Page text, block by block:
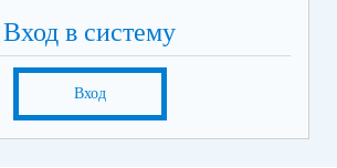
Вход в систему
Вход